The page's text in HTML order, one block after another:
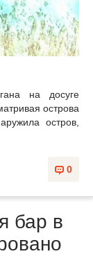
на досуге
острова
остров,
0
бар в